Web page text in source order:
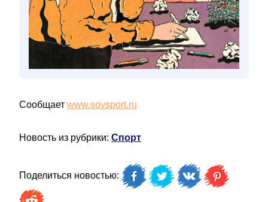
Сообщает www.sovsport.ru
Новость из рубрики: Спорт
Поделиться новостью: